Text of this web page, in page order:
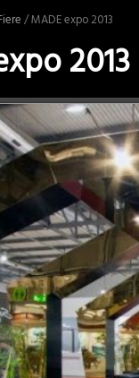
/ MADE expo 2013
2013